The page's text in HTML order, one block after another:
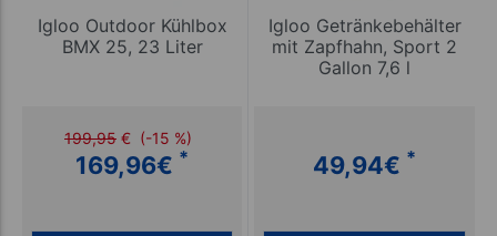
Igloo Outdoor Kühlbox
BMX 25, 23 Liter
199,95 € (-15 %)
169,96€ *
Igloo Getränkebehälter
mit Zapfhahn, Sport 2
Gallon 7,6 l
49,94€ *